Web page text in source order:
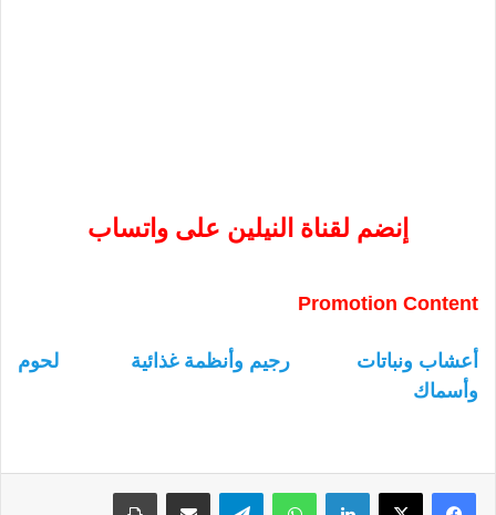
إنضم لقناة النيلين على واتساب
Promotion Content
أعشاب ونباتات رجيم وأنظمة غذائية
لحوم
وأسماك
لينكدإن واتساب